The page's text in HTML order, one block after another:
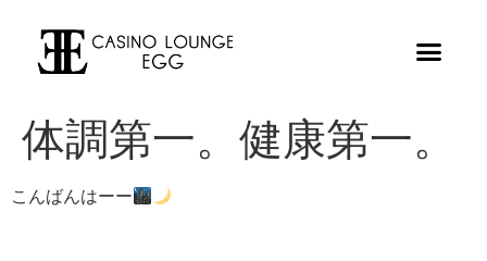
体調第一。健康第一。
こんばんはーー